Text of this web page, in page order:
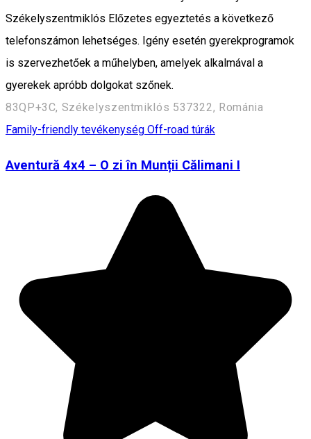
Székelyszentmiklós Előzetes egyeztetés a következő
telefonszámon lehetséges. Igény esetén gyerekprogramok
is szervezhetőek a műhelyben, amelyek alkalmával a
gyerekek apróbb dolgokat szőnek.
83QP+3C, Székelyszentmiklós 537322, Románia
Family-friendly tevékenység Off-road túrák
Aventură 4x4 – O zi în Munții Călimani I